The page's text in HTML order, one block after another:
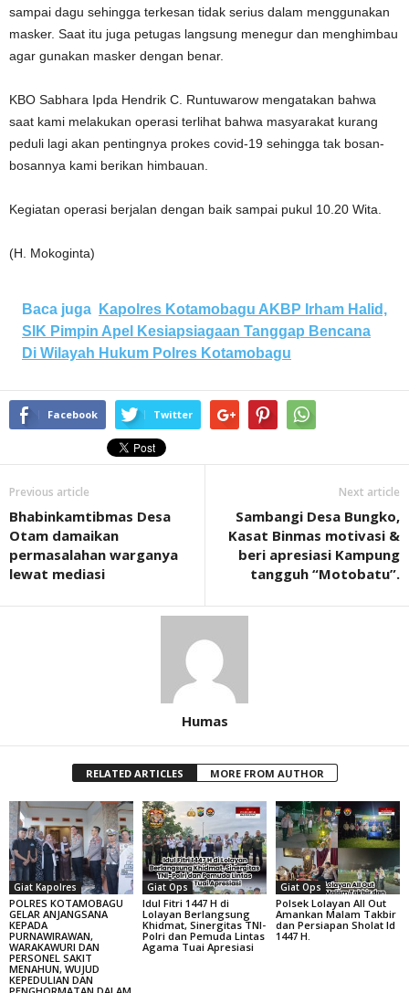
sampai dagu sehingga terkesan tidak serius dalam menggunakan
masker. Saat itu juga petugas langsung menegur dan menghimbau
agar gunakan masker dengan benar.
KBO Sabhara Ipda Hendrik C. Runtuwarow mengatakan bahwa
saat kami melakukan operasi terlihat bahwa masyarakat kurang
peduli lagi akan pentingnya prokes covid-19 sehingga tak bosan-
bosannya kami berikan himbauan.
Kegiatan operasi berjalan dengan baik sampai pukul 10.20 Wita.
(H. Mokoginta)
Baca juga
Kapolres Kotamobagu AKBP Irham Halid,
SIK Pimpin Apel Kesiapsiagaan Tanggap Bencana
Di Wilayah Hukum Polres Kotamobagu
Facebook Twitter
Previous article
Bhabinkamtibmas Desa
Otam damaikan
permasalahan warganya
lewat mediasi
Next article
Sambangi Desa Bungko,
Kasat Binmas motivasi &
beri apresiasi Kampung
tangguh “Motobatu”.
Humas
RELATED ARTICLES MORE FROM AUTHOR
Giat Kapolres
POLRES KOTAMOBAGU
GELAR ANJANGSANA
KEPADA
PURNAWIRAWAN,
WARAKAWURI DAN
PERSONEL SAKIT
MENAHUN, WUJUD
KEPEDULIAN DAN
Giat Ops
Idul Fitri 1447 H di
Lolayan Berlangsung
Khidmat, Sinergitas TNI-
Polri dan Pemuda Lintas
Agama Tuai Apresiasi
Giat Ops
Polsek Lolayan All Out
Amankan Malam Takbir
dan Persiapan Sholat Id
1447 H.